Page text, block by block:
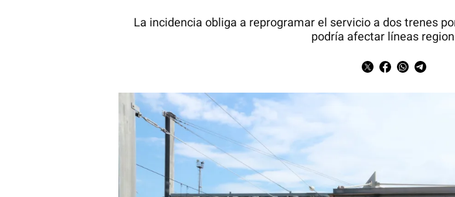
La incidencia obliga a reprogramar el servicio a dos trenes
podría afectar líneas